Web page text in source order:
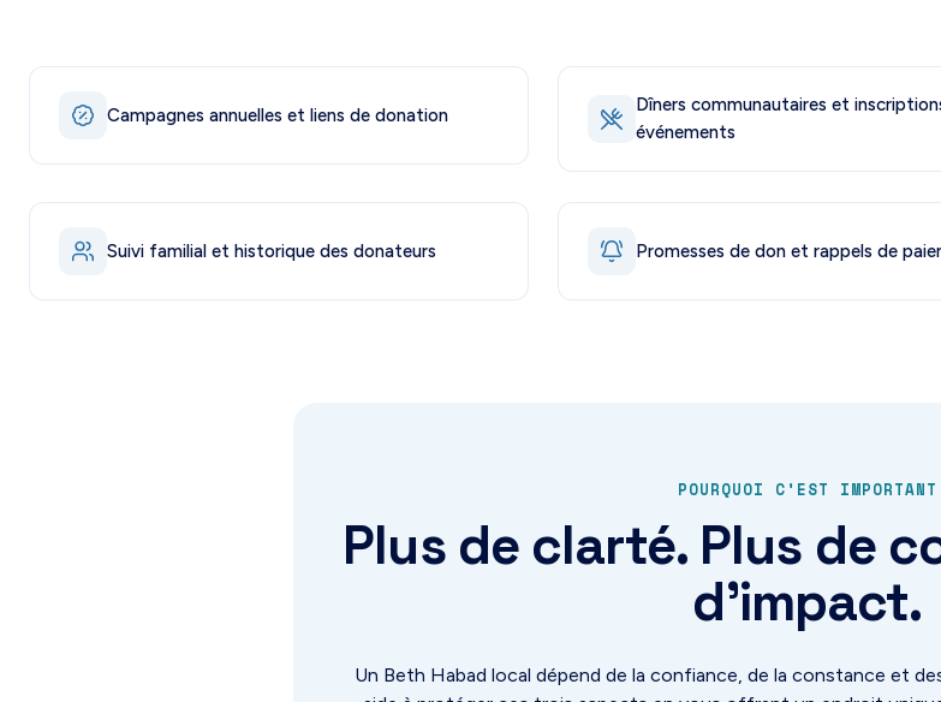
Campagnes annuelles et liens de donation
Dîners communautaires et
événements
Suivi familial et historique des donateurs Promesses de don et rappels de
POURQUOI C'EST IMPORTANT
Plus de clarté. Plus de
d'impact.
Un Beth Habad local dépend de la confiance, de la constance et